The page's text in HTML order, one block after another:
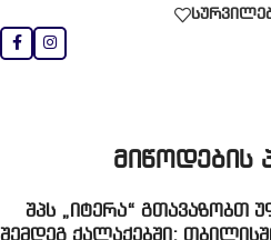
მიწოდების
შპს „იტერა“ გთავაზობთ
შემდეგ ქალაქებში: